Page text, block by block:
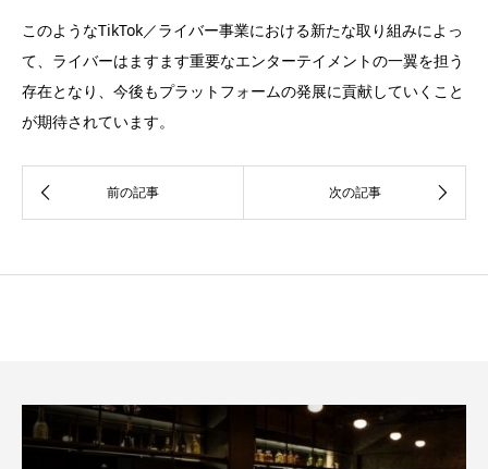
このようなTikTok／ライバー事業における新たな取り組みによっ
て、ライバーはますます重要なエンターテイメントの一翼を担う
存在となり、今後もプラットフォームの発展に貢献していくこと
が期待されています。